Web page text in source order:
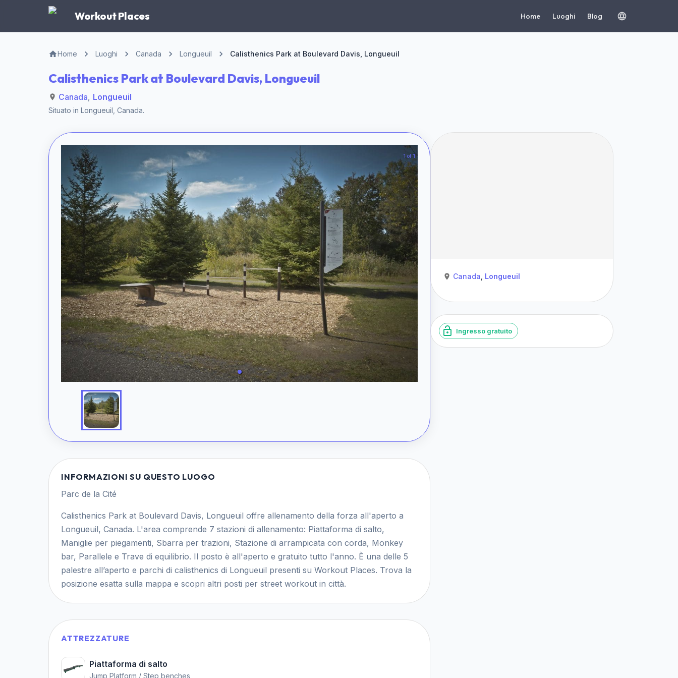
Workout Places Home Luoghi Blog
Home Luoghi Canada Longueuil Calisthenics Park at Boulevard Davis, Longueuil
Calisthenics Park at Boulevard Davis, Longueuil
Canada, Longueuil
Situato in Longueuil Canada.
1 of 1
INFORMAZIONI SU QUESTO LUOGO
Parc de la Cité
Calisthenics Park at Boulevard Davis, Longueuil offre allenamento della forza all'aperto a
Longueuil, Canada. L'area comprende 7 stazioni di allenamento: Piattaforma di salto,
Maniglie per piegamenti, Sbarra per trazioni, Stazione di arrampicata con corda, Monkey
bar, Parallele e Trave di equilibrio. Il posto è all'aperto e gratuito tutto l'anno. È una delle 5
palestre all’aperto e parchi di calisthenics di Longueuil presenti su Workout Places. Trova la
posizione esatta sulla mappa e scopri altri posti per street workout in città.
ATTREZZATURE
Piattaforma di salto
Jump Platform / Step benches
Canada Longueuil
Ingresso gratuito